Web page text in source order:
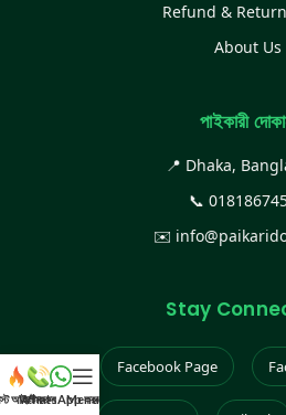
Refund &
About Us
পাইকারী
📍 Dhaka,
📞
✉️
Stay
Facebook Page
আইটেম
কল করুন
WhatsApp করুন
Menu